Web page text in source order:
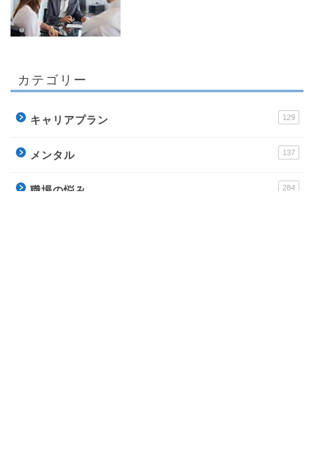
カテゴリー
キャリアプラン 129
メンタル 137
職場の悩み 284